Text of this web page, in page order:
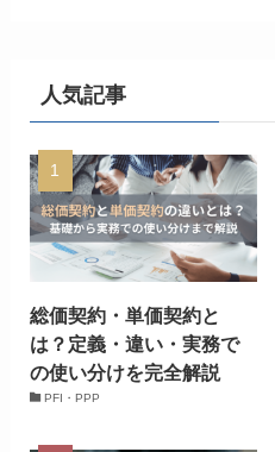
人気記事
総価契約・単価契約と
は？定義・違い・実務で
の使い分けを完全解説
PFI・PPP